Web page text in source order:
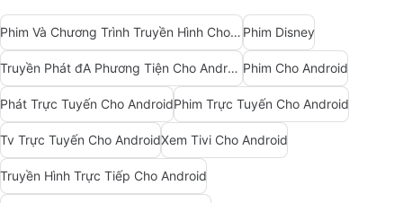
Phim Và Chương Trình Truyền Hình Cho Android Phim Disney
Truyền Phát đA Phương Tiện Cho Android Phim Cho Android
Phát Trực Tuyến Cho AndroidPhim Trực Tuyến Cho Android
Tv Trực Tuyến Cho AndroidXem Tivi Cho Android
Truyền Hình Trực Tiếp Cho Android